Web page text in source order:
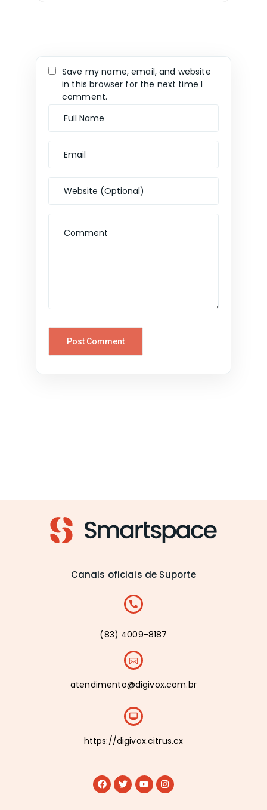
Save my name, email, and website
in this browser for the next time I
comment.
Canais oficiais de Suporte
(83) 4009-8187
atendimento@digivox.com.br
https://digivox.citrus.cx